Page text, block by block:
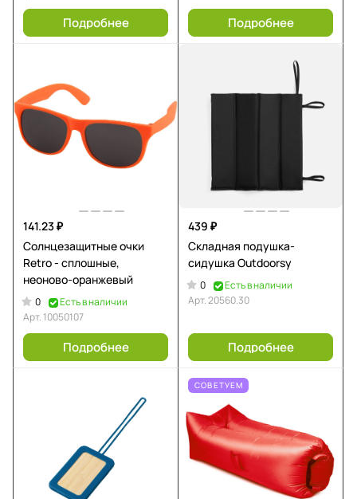
Подробнее Подробнее
141.23 ₽
Солнцезащитные очки
Retro - сплошные,
неоново-оранжевый
0
Есть в наличии
Арт. 10050107
Подробнее
439 ₽
Складная подушка-
сидушка Outdoorsy
0
Есть в наличии
Арт.20560.30
Подробнее
СОВЕТУЕМ